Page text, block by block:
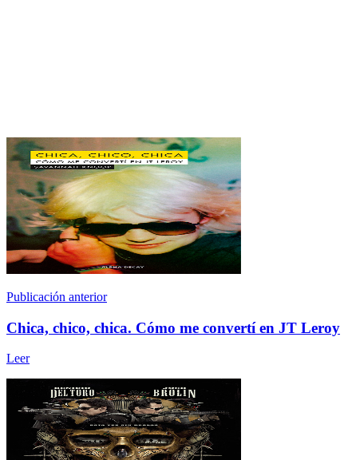
Publicación anterior
Chica, chico, chica. Cómo me convertí en JT Leroy
Leer